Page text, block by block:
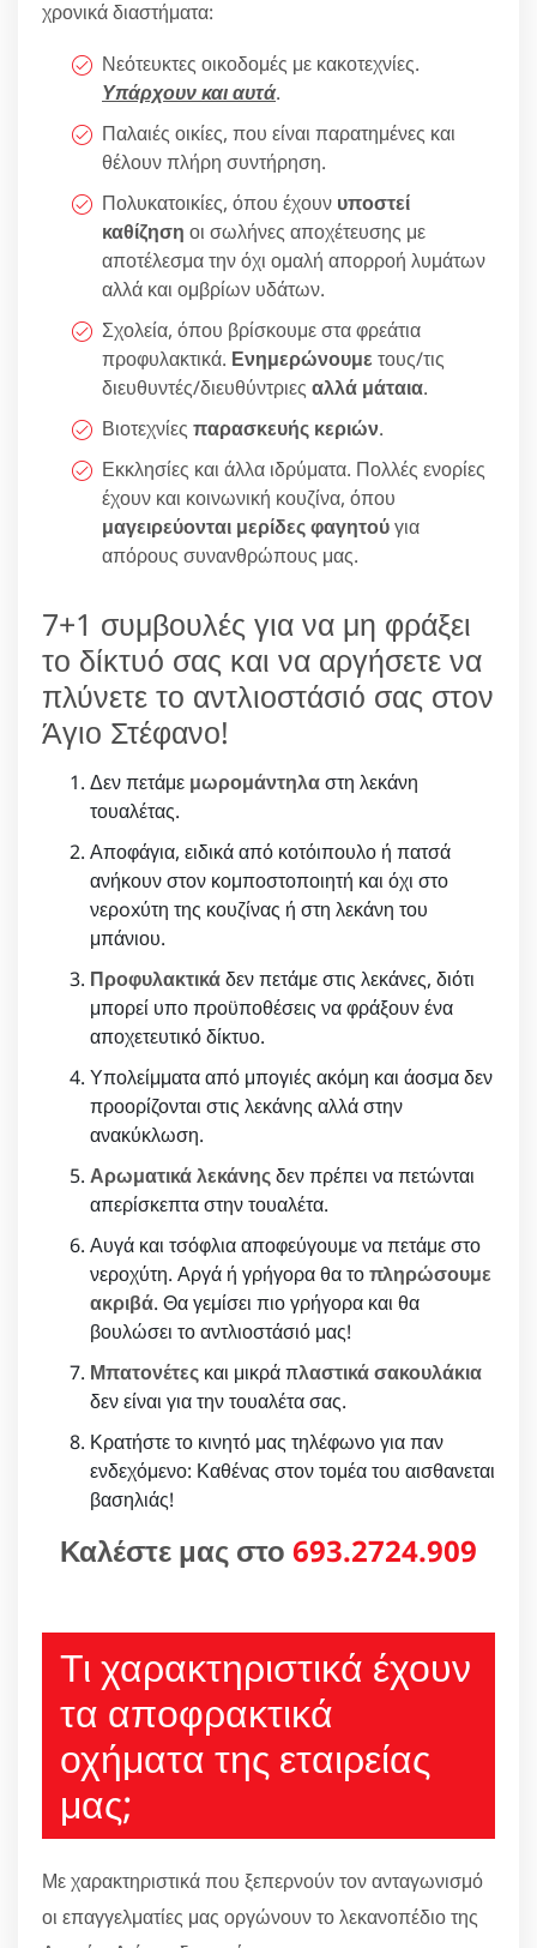
χρονικά διαστήματα:
Νεότευκτες οικοδομές με κακοτεχνίες.
Υπάρχουν και αυτά.
Παλαιές οικίες, που είναι παρατημένες και
θέλουν πλήρη συντήρηση.
Πολυκατοικίες, όπου έχουν υποστεί
καθίζηση οι σωλήνες αποχέτευσης με
αποτέλεσμα την όχι ομαλή απορροή λυμάτων
αλλά και ομβρίων υδάτων.
Σχολεία, όπου βρίσκουμε στα φρεάτια
προφυλακτικά. Ενημερώνουμε τους/τις
διευθυντές/διευθύντριες αλλά μάταια.
Βιοτεχνίες παρασκευής κεριών.
Εκκλησίες και άλλα ιδρύματα. Πολλές ενορίες
έχουν και κοινωνική κουζίνα, όπου
μαγειρεύονται μερίδες φαγητούγια
απόρους συνανθρώπους μας.
7+1 συμβουλές για να μη φράξει
το δίκτυό σας και να αργήσετε να
πλύνετε το αντλιοστάσιό σας στον
Άγιο Στέφανο!
Δεν πετάμε μωρομάντηλαστη λεκάνη
τουαλέτας.
Αποφάγια, ειδικά από κοτόιπουλο ή πατσά
ανήκουν στον κομποστοποιητή και όχι στο
νερoxύτη της κουζίνας ή στη λεκάνη του
μπάνιου.
Προφυλακτικάδεν πετάμε στις λεκάνες, διότι
μπορεί υπο προϋποθέσεις να φράξουν ένα
αποχετευτικό δίκτυο.
Υπολείμματα από μπογιές ακόμη και άοσμα δεν
προορίζονται στις λεκάνης αλλά στην
ανακύκλωση.
Αρωματικά λεκάνηςδεν πρέπει να πετώνται
απερίσκεπτα στην τουαλέτα.
Αυγά και τσόφλια αποφεύγουμε να πετάμε στο
νεροχύτη. Αργά ή γρήγορα θα τοπληρώσουμε
ακριβά. Θα γεμίσει πιο γρήγορα και θα
βουλώσει το αντλιοστάσιό μας!
Μπατονέτες και μικρά πλαστικά σακουλάκια
δεν είναι για την τουαλέτα σας.
Κρατήστε το κινητό μας τηλέφωνο για παν
ενδεχόμενο: Καθένας στον τομέα του αισθανεται
βασηλιάς!
Καλέστε μας στο 693.2724.909
Τι χαρακτηριστικά έχουν
τα αποφρακτικά
οχήματα της εταιρείας
μας;
Με χαρακτηριστικά που ξεπερνούν τον ανταγωνισμό
οι επαγγελματίες μας οργώνουν το λεκανοπέδιο της